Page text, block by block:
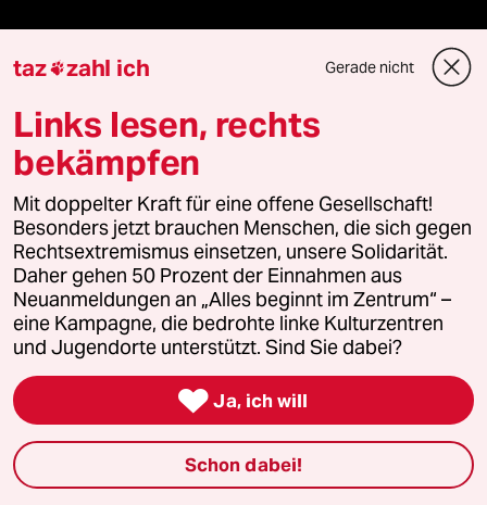
Fragen & Hilfe
Feedback
ePaper Login
Downloads für Abonnierende
© 2026 taz Verlags und Vertriebs GmbH
Alle Rechte vorbehalten. Bei rechtlichen Fragen oder für Genehmigungen
wenden Sie sich bitte anlizenzen@taz.de
taz zahl ich Gerade nicht
Links lesen, rechts
bekämpfen
Mit doppelter Kraft für eine offene Gesellschaft!
Besonders jetzt brauchen Menschen, die sich gegen
Rechtsextremismus einsetzen, unsere Solidarität.
Daher gehen 50 Prozent der Einnahmen aus
Neuanmeldungen an „Alles beginnt im Zentrum“ –
eine Kampagne, die bedrohte linke Kulturzentren
und Jugendorte unterstützt. Sind Sie dabei?
 Ja, ich will
Schon dabei!